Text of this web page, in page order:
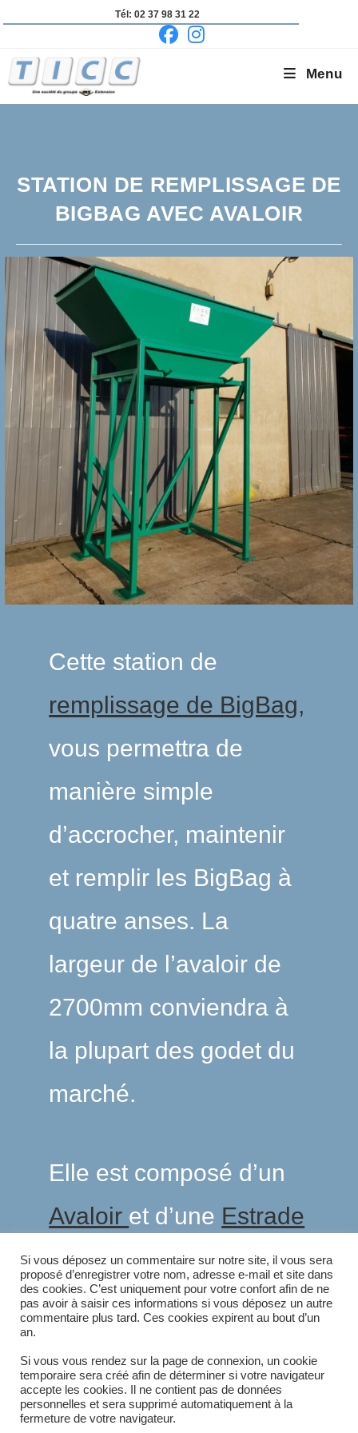
to
Tél: 02 37 98 31 22
Menu
STATION DE REMPLISSAGE DE
BIGBAG AVEC AVALOIR
Cette station de
remplissage de BigBag,
vous permettra de
manière simple
d’accrocher, maintenir
et remplir les BigBag à
quatre anses. La
largeur de l’avaloir de
2700mm conviendra à
la plupart des godet du
marché.
Elle est composé d’un
Avaloir et d’une Estrade
ÉTIQUETTES : CEREALIERS ELEVEURS , INDUSTRIE
READ
MORE
ARTICLES
Article suivant
Kit de remplissage de BigBag
Si vous déposez un commentaire sur notre site, il vous sera
proposé d’enregistrer votre nom, adresse e-mail et site dans
des cookies. C’est uniquement pour votre confort afin de ne
pas avoir à saisir ces informations si vous déposez un autre
commentaire plus tard. Ces cookies expirent au bout d’un
an.
Si vous vous rendez sur la page de connexion, un cookie
temporaire sera créé afin de déterminer si votre navigateur
accepte les cookies. Il ne contient pas de données
personnelles et sera supprimé automatiquement à la
fermeture de votre navigateur.